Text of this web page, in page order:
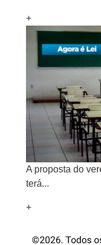
+
A proposta do
terá...
+
©2026. Todos